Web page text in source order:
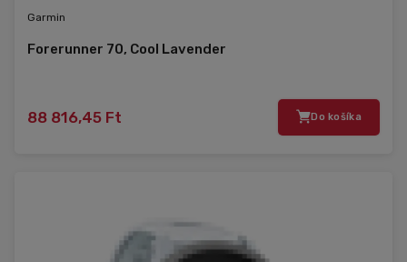
Garmin
Forerunner 70, Cool Lavender
88 816,45 Ft Do košíka